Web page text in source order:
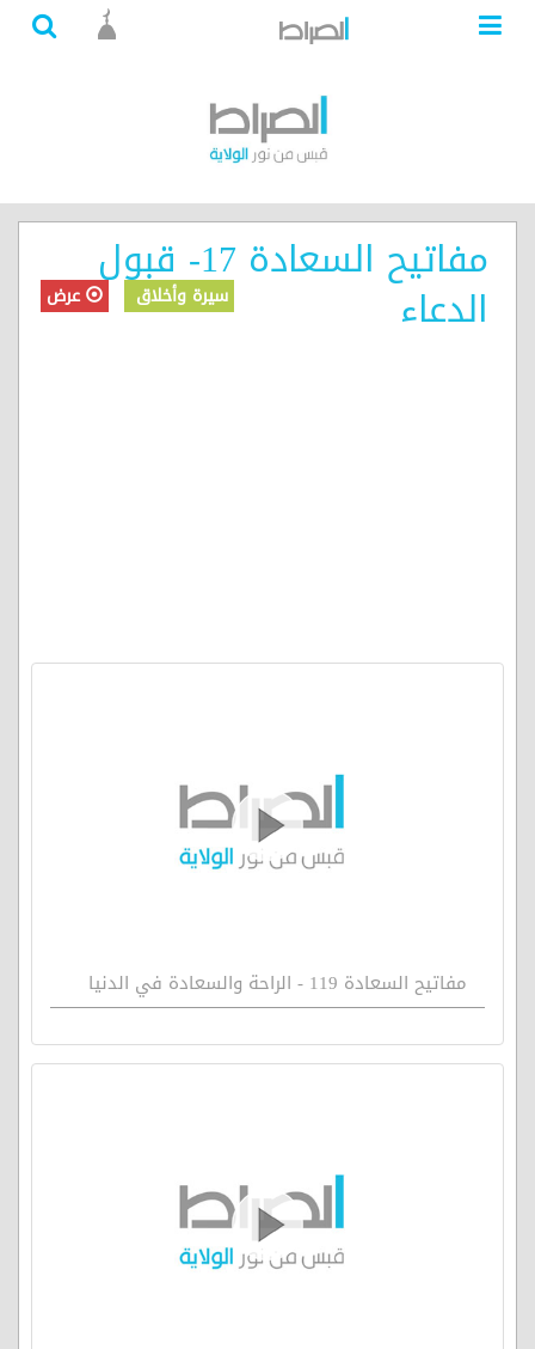
مفاتيح السعادة 17- قبول
الدعاء سيرة وأخلاق عرض
مفاتيح السعادة 119 - الراحة والسعادة في الدنيا